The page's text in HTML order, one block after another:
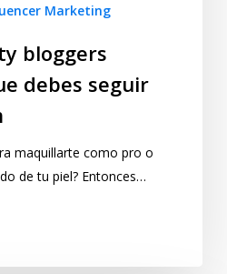
Marketing
bloggers
debes seguir
maquillarte como pro o
de tu piel? Entonces…